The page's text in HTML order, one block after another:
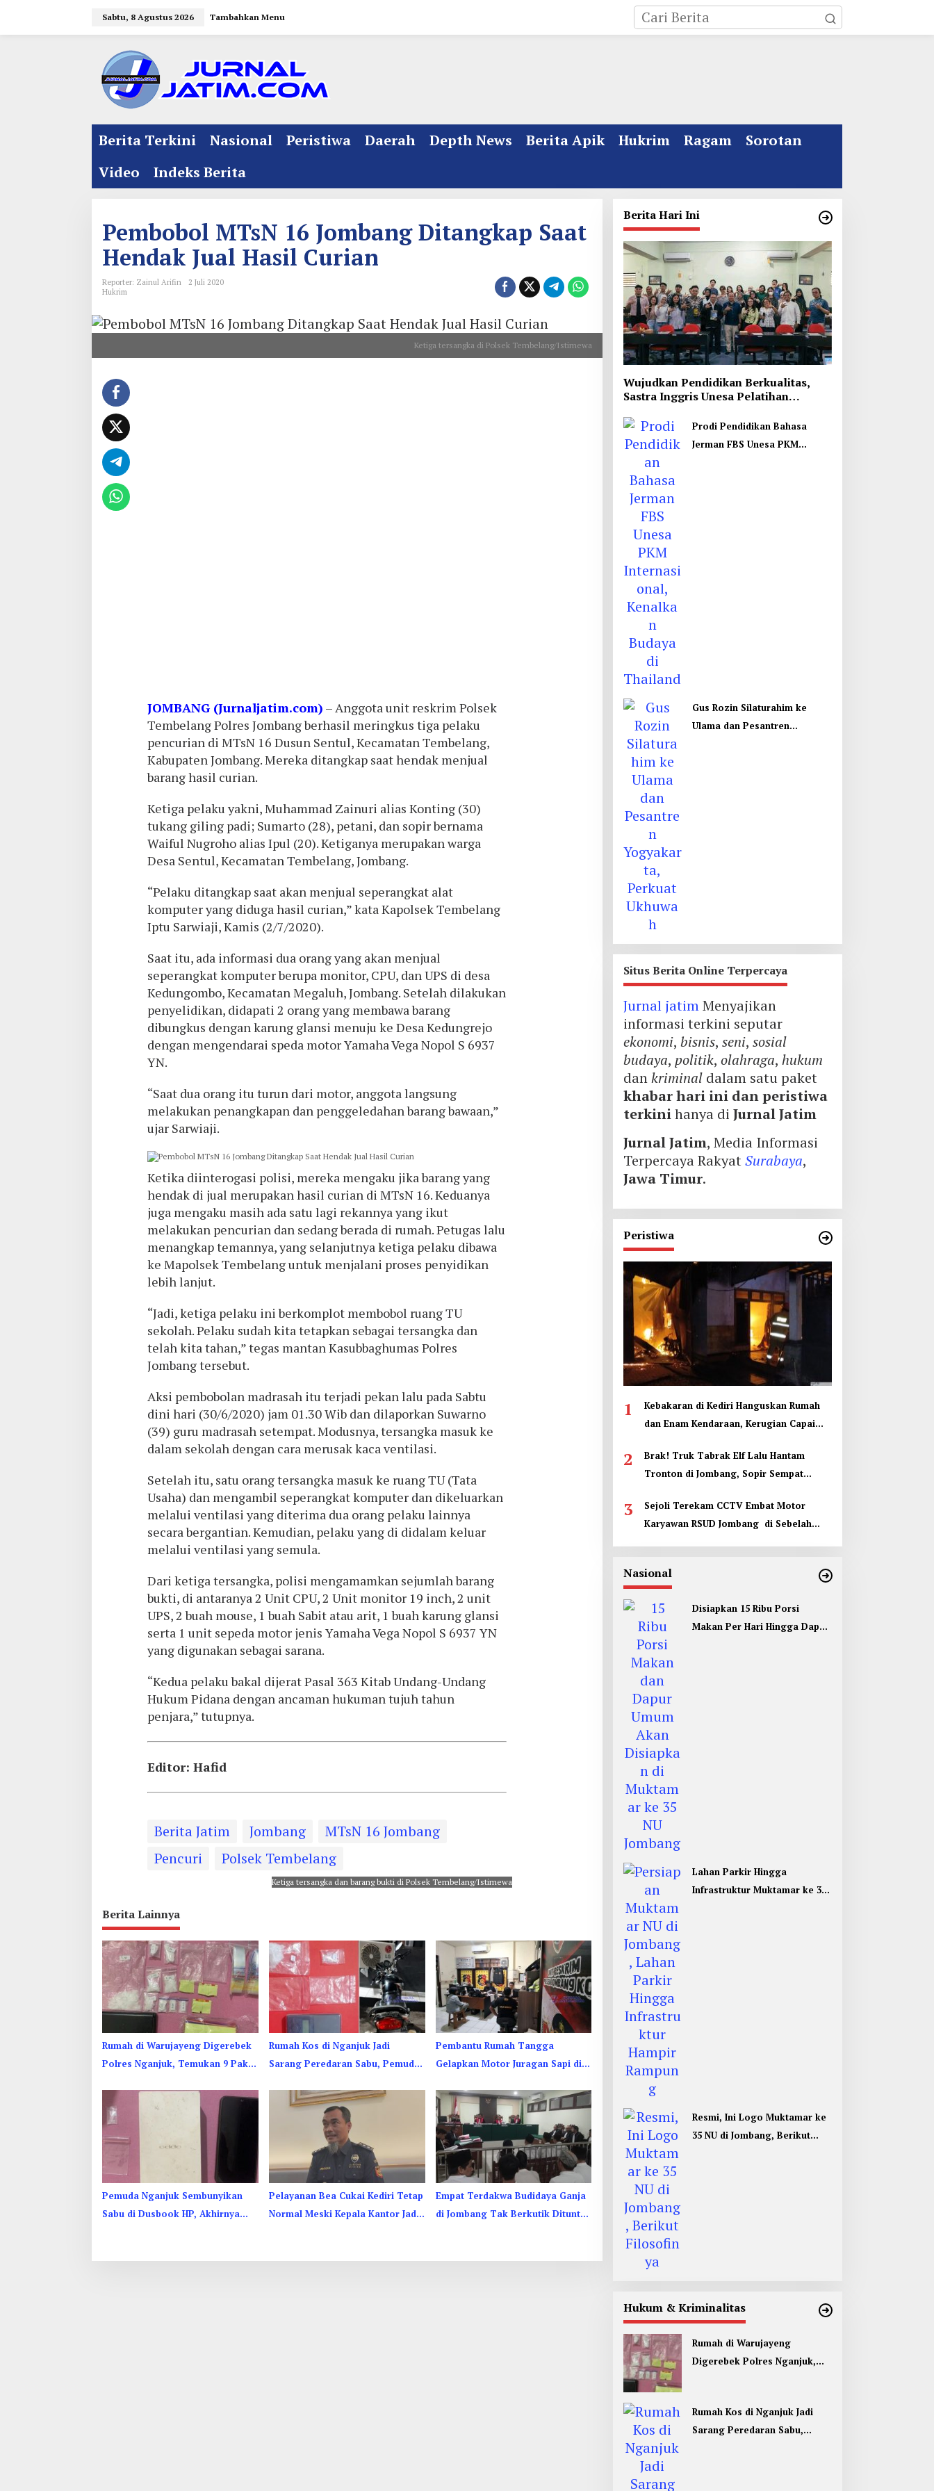
Sabtu, 8 Agustus 2026 Tambahkan Menu
Berita Terkini Nasional Peristiwa Daerah Depth News Berita Apik Hukrim Ragam
Sorotan
Video
Indeks Berita
Pembobol MTsN 16 Jombang Ditangkap Saat
Hendak Jual Hasil Curian
Reporter: Zainul Arifin
2 Juli 2020
Hukrim
Ketiga tersangka di Polsek Tembelang/Istimewa
JOMBANG (Jurnaljatim.com) – Anggota unit reskrim Polsek
Tembelang Polres Jombang berhasil meringkus tiga pelaku
pencurian di MTsN 16 Dusun Sentul, Kecamatan Tembelang,
Kabupaten Jombang. Mereka ditangkap saat hendak menjual
barang hasil curian.
Ketiga pelaku yakni, Muhammad Zainuri alias Konting (30)
tukang giling padi; Sumarto (28), petani, dan sopir bernama
Waiful Nugroho alias Ipul (20). Ketiganya merupakan warga
Desa Sentul, Kecamatan Tembelang, Jombang.
“Pelaku ditangkap saat akan menjual seperangkat alat
komputer yang diduga hasil curian,” kata Kapolsek Tembelang
Iptu Sarwiaji, Kamis (2/7/2020).
Saat itu, ada informasi dua orang yang akan menjual
seperangkat komputer berupa monitor, CPU, dan UPS di desa
Kedungombo, Kecamatan Megaluh, Jombang. Setelah dilakukan
penyelidikan, didapati 2 orang yang membawa barang
dibungkus dengan karung glansi menuju ke Desa Kedungrejo
dengan mengendarai speda motor Yamaha Vega Nopol S 6937
YN.
“Saat dua orang itu turun dari motor, anggota langsung
melakukan penangkapan dan penggeledahan barang bawaan,”
ujar Sarwiaji.
Ketiga tersangka dan barang bukti di Polsek Tembelang/Istimewa
Ketika diinterogasi polisi, mereka mengaku jika barang yang
hendak di jual merupakan hasil curian di MTsN 16. Keduanya
juga mengaku masih ada satu lagi rekannya yang ikut
melakukan pencurian dan sedang berada di rumah. Petugas lalu
menangkap temannya, yang selanjutnya ketiga pelaku dibawa
ke Mapolsek Tembelang untuk menjalani proses penyidikan
lebih lanjut.
“Jadi, ketiga pelaku ini berkomplot membobol ruang TU
sekolah. Pelaku sudah kita tetapkan sebagai tersangka dan
telah kita tahan,” tegas mantan Kasubbaghumas Polres
Jombang tersebut.
Aksi pembobolan madrasah itu terjadi pekan lalu pada Sabtu
dini hari (30/6/2020) jam 01.30 Wib dan dilaporkan Suwarno
(39) guru madrasah setempat. Modusnya, tersangka masuk ke
dalam sekolah dengan cara merusak kaca ventilasi.
Setelah itu, satu orang tersangka masuk ke ruang TU (Tata
Usaha) dan mengambil seperangkat komputer dan dikeluarkan
melalui ventilasi yang diterima dua orang pelaku lainnya
secara bergantian. Kemudian, pelaku yang di didalam keluar
melalui ventilasi yang semula.
Dari ketiga tersangka, polisi mengamamkan sejumlah barang
bukti, di antaranya 2 Unit CPU, 2 Unit monitor 19 inch, 2 unit
UPS, 2 buah mouse, 1 buah Sabit atau arit, 1 buah karung glansi
serta 1 unit sepeda motor jenis Yamaha Vega Nopol S 6937 YN
yang digunakan sebagai sarana.
“Kedua pelaku bakal dijerat Pasal 363 Kitab Undang-Undang
Hukum Pidana dengan ancaman hukuman tujuh tahun
penjara,” tutupnya.
Editor: Hafid
Berita Jatim Jombang
MTsN 16 Jombang
Pencuri
Polsek Tembelang
Berita Lainnya
Rumah di Warujayeng Digerebek
Polres Nganjuk, Temukan 9 Paket
Rumah Kos di Nganjuk Jadi
Sarang Peredaran Sabu, Pemuda
Pembantu Rumah Tangga
Gelapkan Motor Juragan Sapi di
Pemuda Nganjuk Sembunyikan
Sabu di Dusbook HP, Akhirnya
Pelayanan Bea Cukai Kediri Tetap
Normal Meski Kepala Kantor Jadi
Empat Terdakwa Budidaya Ganja
di Jombang Tak Berkutik Dituntut
Berita Hari Ini
Wujudkan Pendidikan Berkualitas,
Sastra Inggris Unesa Pelatihan
Prodi Pendidikan Bahasa
Jerman FBS Unesa PKM
Gus Rozin Silaturahim ke
Ulama dan Pesantren
Situs Berita Online Terpercaya
Jurnal jatimMenyajikan
informasi terkini seputar
ekonomi, bisnis, seni, sosial
budaya, politik, olahraga, hukum
dankriminaldalam satu paket
khabar hari ini dan peristiwa
terkinihanya di Jurnal Jatim
Jurnal Jatim, Media Informasi
Terpercaya RakyatSurabaya,
Jawa Timur.
Peristiwa
1
Kebakaran di Kediri Hanguskan Rumah
dan Enam Kendaraan, Kerugian Capai
2
Brak! Truk Tabrak Elf Lalu Hantam
Tronton di Jombang, Sopir Sempat
3
Sejoli Terekam CCTV Embat Motor
Karyawan RSUD Jombang di Sebelah
Nasional
Disiapkan 15 Ribu Porsi
Makan Per Hari Hingga Dapur
Lahan Parkir Hingga
Infrastruktur Muktamar ke 35
Resmi, Ini Logo Muktamar ke
35 NU di Jombang, Berikut
Hukum & Kriminalitas
Rumah di Warujayeng
Digerebek Polres Nganjuk,
Rumah Kos di Nganjuk Jadi
Sarang Peredaran Sabu,